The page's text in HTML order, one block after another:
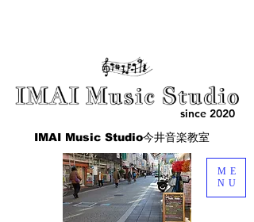
IMAI Music Studio今井音楽教室
ME
NU
since 2020